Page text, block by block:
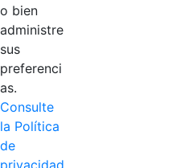
o bien
administre
sus
preferenci
as.
Consulte
la Política
de
privacidad